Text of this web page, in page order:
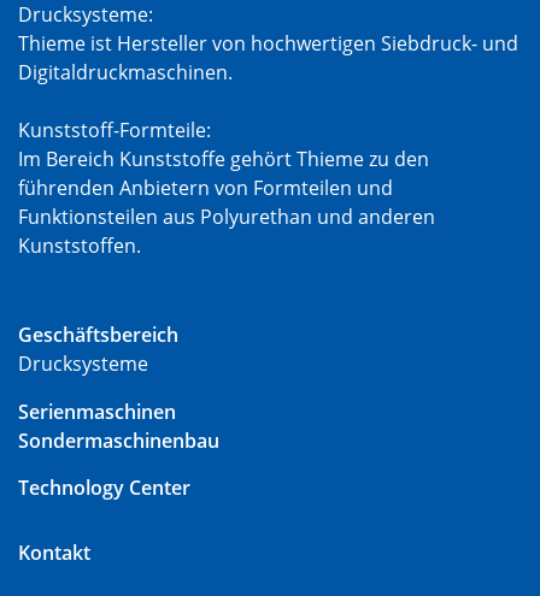
Drucksysteme:
Thieme ist Hersteller von hochwertigen Siebdruck- und
Digitaldruckmaschinen.
Kunststoff-Formteile:
Im Bereich Kunststoffe gehört Thieme zu den
führenden Anbietern von Formteilen und
Funktionsteilen aus Polyurethan und anderen
Kunststoffen.
Geschäftsbereich
Drucksysteme
Serienmaschinen
Sondermaschinenbau
Technology Center
Kontakt